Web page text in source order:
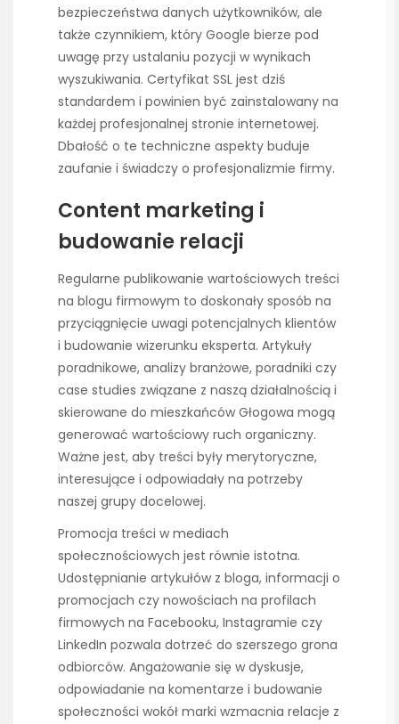
bezpieczeństwa danych użytkowników, ale
także czynnikiem, który Google bierze pod
uwagę przy ustalaniu pozycji w wynikach
wyszukiwania. Certyfikat SSL jest dziś
standardem i powinien być zainstalowany na
każdej profesjonalnej stronie internetowej.
Dbałość o te techniczne aspekty buduje
zaufanie i świadczy o profesjonalizmie firmy.
Content marketing i
budowanie relacji
Regularne publikowanie wartościowych treści
na blogu firmowym to doskonały sposób na
przyciągnięcie uwagi potencjalnych klientów
i budowanie wizerunku eksperta. Artykuły
poradnikowe, analizy branżowe, poradniki czy
case studies związane z naszą działalnością i
skierowane do mieszkańców Głogowa mogą
generować wartościowy ruch organiczny.
Ważne jest, aby treści były merytoryczne,
interesujące i odpowiadały na potrzeby
naszej grupy docelowej.
Promocja treści w mediach
społecznościowych jest równie istotna.
Udostępnianie artykułów z bloga, informacji o
promocjach czy nowościach na profilach
firmowych na Facebooku, Instagramie czy
LinkedIn pozwala dotrzeć do szerszego grona
odbiorców. Angażowanie się w dyskusje,
odpowiadanie na komentarze i budowanie
społeczności wokół marki wzmacnia relacje z